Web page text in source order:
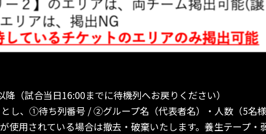
（試合当日16:00までに待機列へお戻りください）
し、①待ち列番号 / ②グループ名（代表者名）・人数（5名
使用されている場合は撤去・破棄いたします。養生テープ・